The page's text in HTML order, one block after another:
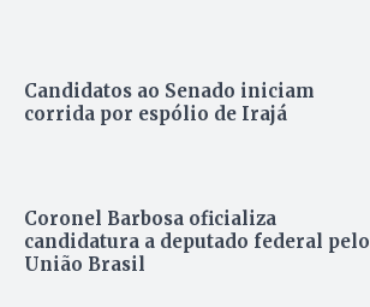
Candidatos ao Senado iniciam
corrida por espólio de Irajá
Coronel Barbosa oficializa
candidatura a deputado federal pelo
União Brasil